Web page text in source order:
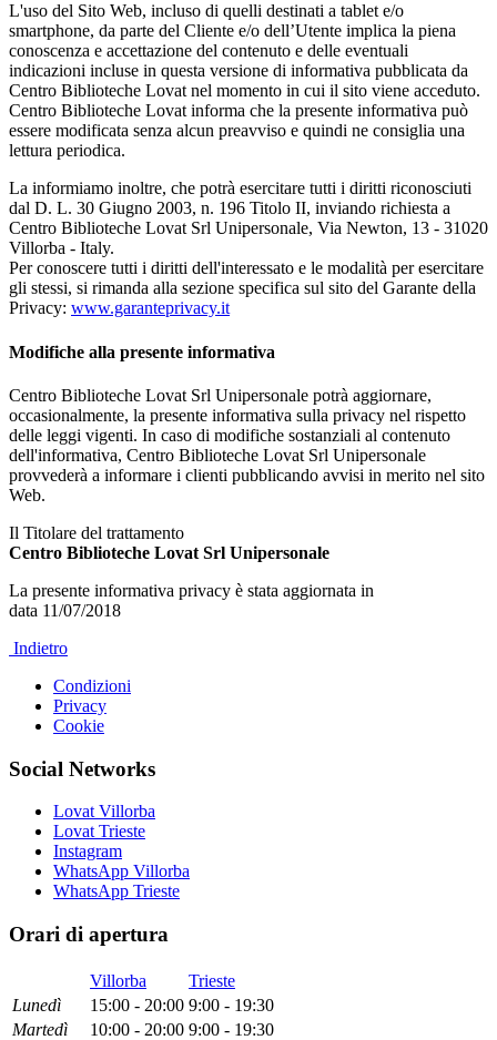
L'uso del Sito Web, incluso di quelli destinati a tablet e/o
smartphone, da parte del Cliente e/o dell’Utente implica la piena
conoscenza e accettazione del contenuto e delle eventuali
indicazioni incluse in questa versione di informativa pubblicata da
Centro Biblioteche Lovat nel momento in cui il sito viene acceduto.
Centro Biblioteche Lovat informa che la presente informativa può
essere modificata senza alcun preavviso e quindi ne consiglia una
lettura periodica.
La informiamo inoltre, che potrà esercitare tutti i diritti riconosciuti
dal D. L. 30 Giugno 2003, n. 196 Titolo II, inviando richiesta a
Centro Biblioteche Lovat Srl Unipersonale, Via Newton, 13 - 31020
Villorba - Italy.
Per conoscere tutti i diritti dell'interessato e le modalità per esercitare
gli stessi, si rimanda alla sezione specifica sul sito del Garante della
Privacy: www.garanteprivacy.it
Modifiche alla presente informativa
Centro Biblioteche Lovat Srl Unipersonale potrà aggiornare,
occasionalmente, la presente informativa sulla privacy nel rispetto
delle leggi vigenti. In caso di modifiche sostanziali al contenuto
dell'informativa, Centro Biblioteche Lovat Srl Unipersonale
provvederà a informare i clienti pubblicando avvisi in merito nel sito
Web.
Il Titolare del trattamento
Centro Biblioteche Lovat Srl Unipersonale
La presente informativa privacy è stata aggiornata in
data 11/07/2018
Indietro
Condizioni
Privacy
Cookie
Social Networks
Lovat Villorba
Lovat Trieste
Instagram
WhatsApp Villorba
WhatsApp Trieste
Orari di apertura
Villorba
Trieste
Lunedì 15:00 - 20:00 9:00 - 19:30
Martedì 10:00 - 20:00 9:00 - 19:30